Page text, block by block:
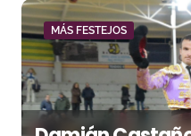
n
d
e
MÁS FESTEJOS